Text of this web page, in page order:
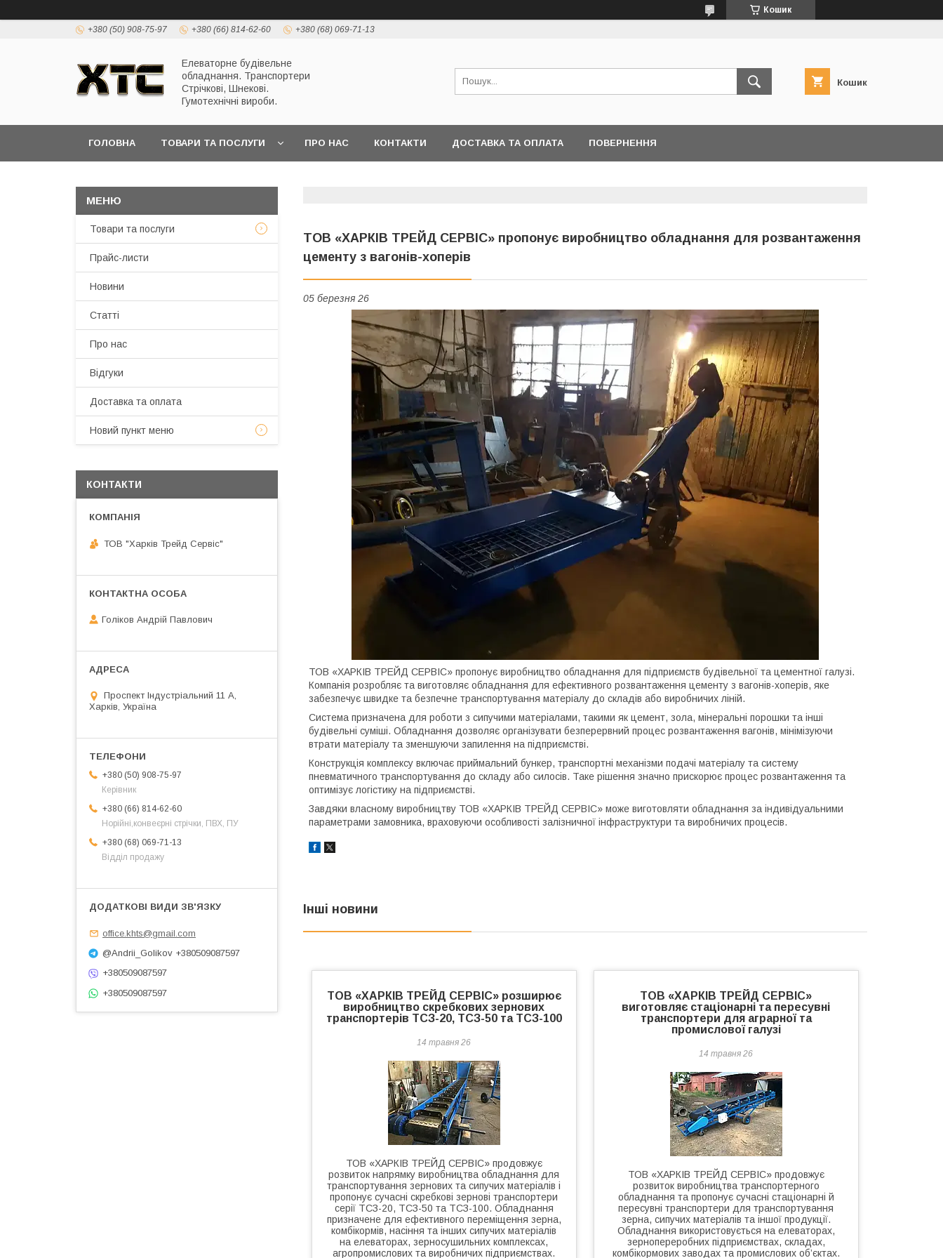
Кошик
+380 (50) 908-75-97 +380 (66) 814-62-60 +380 (68) 069-71-13
Елеваторне будівельне
обладнання. Транспортери
Стрічкові, Шнекові.
Гумотехнічні вироби.
Кошик
ГОЛОВНА ТОВАРИ ТА ПОСЛУГИ ПРО НАС КОНТАКТИ ДОСТАВКА ТА ОПЛАТА ПОВЕРНЕННЯ
ТОВ «ХАРКІВ ТРЕЙД СЕРВІС» пропонує виробництво обладнання для розвантаження
цементу з вагонів-хоперів
05 березня 26
ТОВ «ХАРКІВ ТРЕЙД СЕРВІС» пропонує виробництво обладнання для підприємств будівельної та цементної галузі.
Компанія розробляє та виготовляє обладнання для ефективного розвантаження цементу з вагонів-хоперів, яке
забезпечує швидке та безпечне транспортування матеріалу до складів або виробничих ліній.
Система призначена для роботи з сипучими матеріалами, такими як цемент, зола, мінеральні порошки та інші
будівельні суміші. Обладнання дозволяє організувати безперервний процес розвантаження вагонів, мінімізуючи
втрати матеріалу та зменшуючи запилення на підприємстві.
Конструкція комплексу включає приймальний бункер, транспортні механізми подачі матеріалу та систему
пневматичного транспортування до складу або силосів. Таке рішення значно прискорює процес розвантаження та
оптимізує логістику на підприємстві.
Завдяки власному виробництву ТОВ «ХАРКІВ ТРЕЙД СЕРВІС» може виготовляти обладнання за індивідуальними
параметрами замовника, враховуючи особливості залізничної інфраструктури та виробничих процесів.
Інші новини
ТОВ «ХАРКІВ ТРЕЙД СЕРВІС» розширює
виробництво скребкових зернових
транспортерів ТСЗ-20, ТСЗ-50 та ТСЗ-100
14 травня 26
ТОВ «ХАРКІВ ТРЕЙД СЕРВІС» продовжує
розвиток напрямку виробництва обладнання для
транспортування зернових та сипучих матеріалів і
пропонує сучасні скребкові зернові транспортери
серії ТСЗ-20, ТСЗ-50 та ТСЗ-100. Обладнання
призначене для ефективного переміщення зерна,
комбікормів, насіння та інших сипучих матеріалів
на елеваторах, зерносушильних комплексах,
агропромислових та виробничих підприємствах.
ТОВ «ХАРКІВ ТРЕЙД СЕРВІС»
виготовляє стаціонарні та пересувні
транспортери для аграрної та
промислової галузі
14 травня 26
ТОВ «ХАРКІВ ТРЕЙД СЕРВІС» продовжує
розвиток виробництва транспортерного
обладнання та пропонує сучасні стаціонарні й
пересувні транспортери для транспортування
зерна, сипучих матеріалів та іншої продукції.
Обладнання використовується на елеваторах,
зернопереробних підприємствах, складах,
комбікормових заводах та промислових об’єктах.
Товари та послуги
Прайс-листи
Новини
Статті
Про нас
Відгуки
Доставка та оплата
Новий пункт меню
КОНТАКТИ
ТОВ "Харків Трейд Сервіс"
Голіков Андрій Павлович
Проспект Індустріальний 11 А,
Харків, Україна
+380 (50) 908-75-97
Керівник
+380 (66) 814-62-60
Норійні,конвеєрні стрічки, ПВХ, ПУ
+380 (68) 069-71-13
Відділ продажу
office.khts@gmail.com
@Andrii_Golikov +380509087597
+380509087597
+380509087597